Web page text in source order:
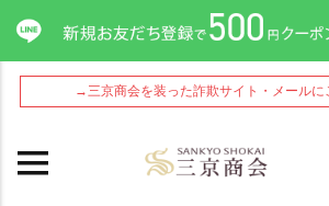
→三京商会を装った詐欺サイト・メールに